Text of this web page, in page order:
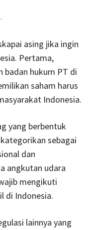
asing jika ingin
Pertama,
badan hukum PT di
saham harus
Indonesia.
yang berbentuk
sebagai
dan
angkutan udara
mengikuti
di Indonesia.
lainnya yang